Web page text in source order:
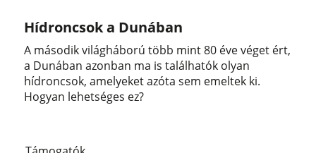
Hídroncsok a Dunában
A második világháború több mint 80 éve véget ért,
a Dunában azonban ma is találhatók olyan
hídroncsok, amelyeket azóta sem emeltek ki.
Hogyan lehetséges ez?